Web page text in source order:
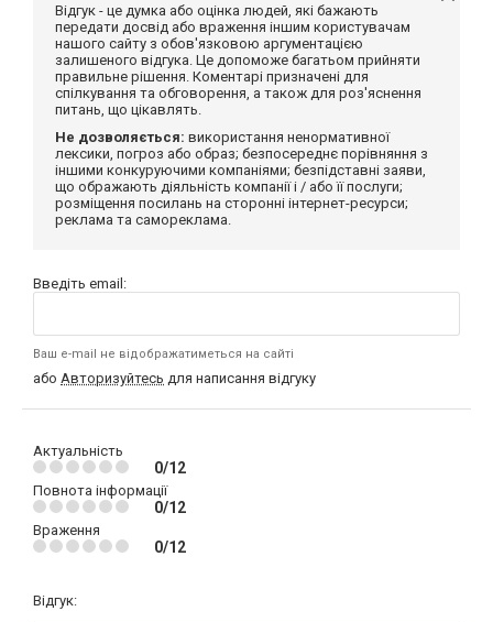
Відгук - це думка або оцінка людей, які бажають
передати досвід або враження іншим користувачам
нашого сайту з обов'язковою аргументацією
залишеного відгука. Це допоможе багатьом прийняти
правильне рішення. Коментарі призначені для
спілкування та обговорення, а також для роз'яснення
питань, що цікавлять.
Не дозволяється: використання ненормативної
лексики, погроз або образ; безпосереднє порівняння з
іншими конкуруючими компаніями; безпідставні заяви,
що ображають діяльність компанії і / або її послуги;
розміщення посилань на сторонні інтернет-ресурси;
реклама та самореклама.
Введіть email:
Ваш e-mail не відображатиметься на сайті
або Авторизуйтесь для написання відгуку
Актуальність
0/12
Повнота інформації
0/12
Враження
0/12
Відгук: